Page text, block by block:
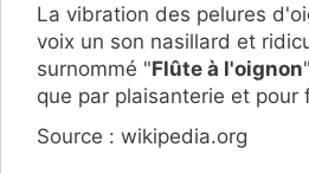
La vibration des pelures
voix un son nasillard et
surnommé "Flûte à l'oignon
que par plaisanterie et pour
Source : wikipedia.org